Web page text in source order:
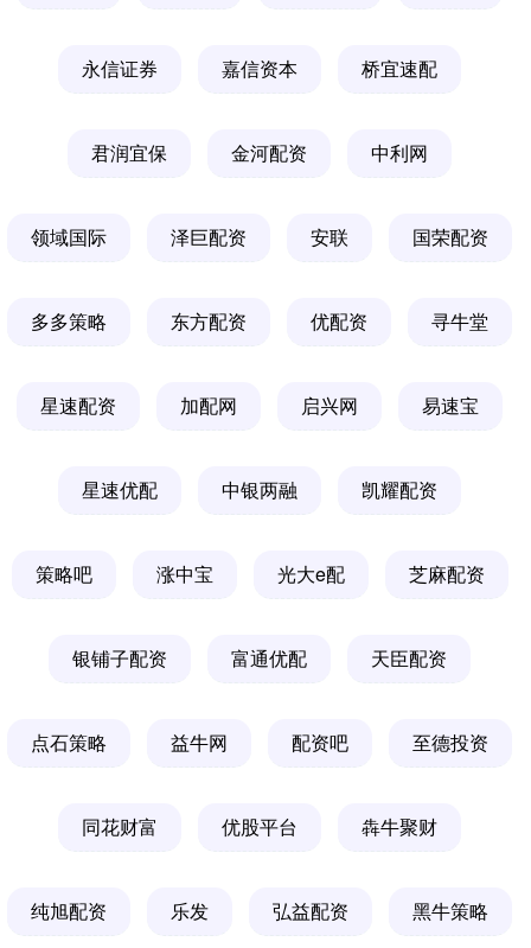
永信证券 嘉信资本 桥宜速配
君润宜保 金河配资 中利网
领域国际 泽巨配资 安联 国荣配资
多多策略 东方配资 优配资 寻牛堂
星速配资 加配网 启兴网 易速宝
星速优配 中银两融 凯耀配资
策略吧 涨中宝 光大e配 芝麻配资
银铺子配资 富通优配 天臣配资
点石策略 益牛网 配资吧 至德投资
同花财富 优股平台 犇牛聚财
纯旭配资 乐发 弘益配资 黑牛策略